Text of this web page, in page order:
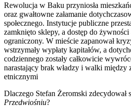
Rewolucja w Baku przyniosła
oraz gwałtowne załamanie
społecznego. Instytucje publiczne
zamknięto sklepy, a dostęp do żywności
ograniczony. W mieście zapanował
wstrzymały wypłaty kapitałów, a
codziennego zostały całkowicie
narastający brak władzy i walki między
etnicznymi
Dlaczego Stefan Żeromski zdecydował
Przedwiośniu?